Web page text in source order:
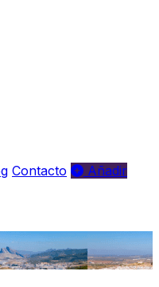
Contacto
Añadir